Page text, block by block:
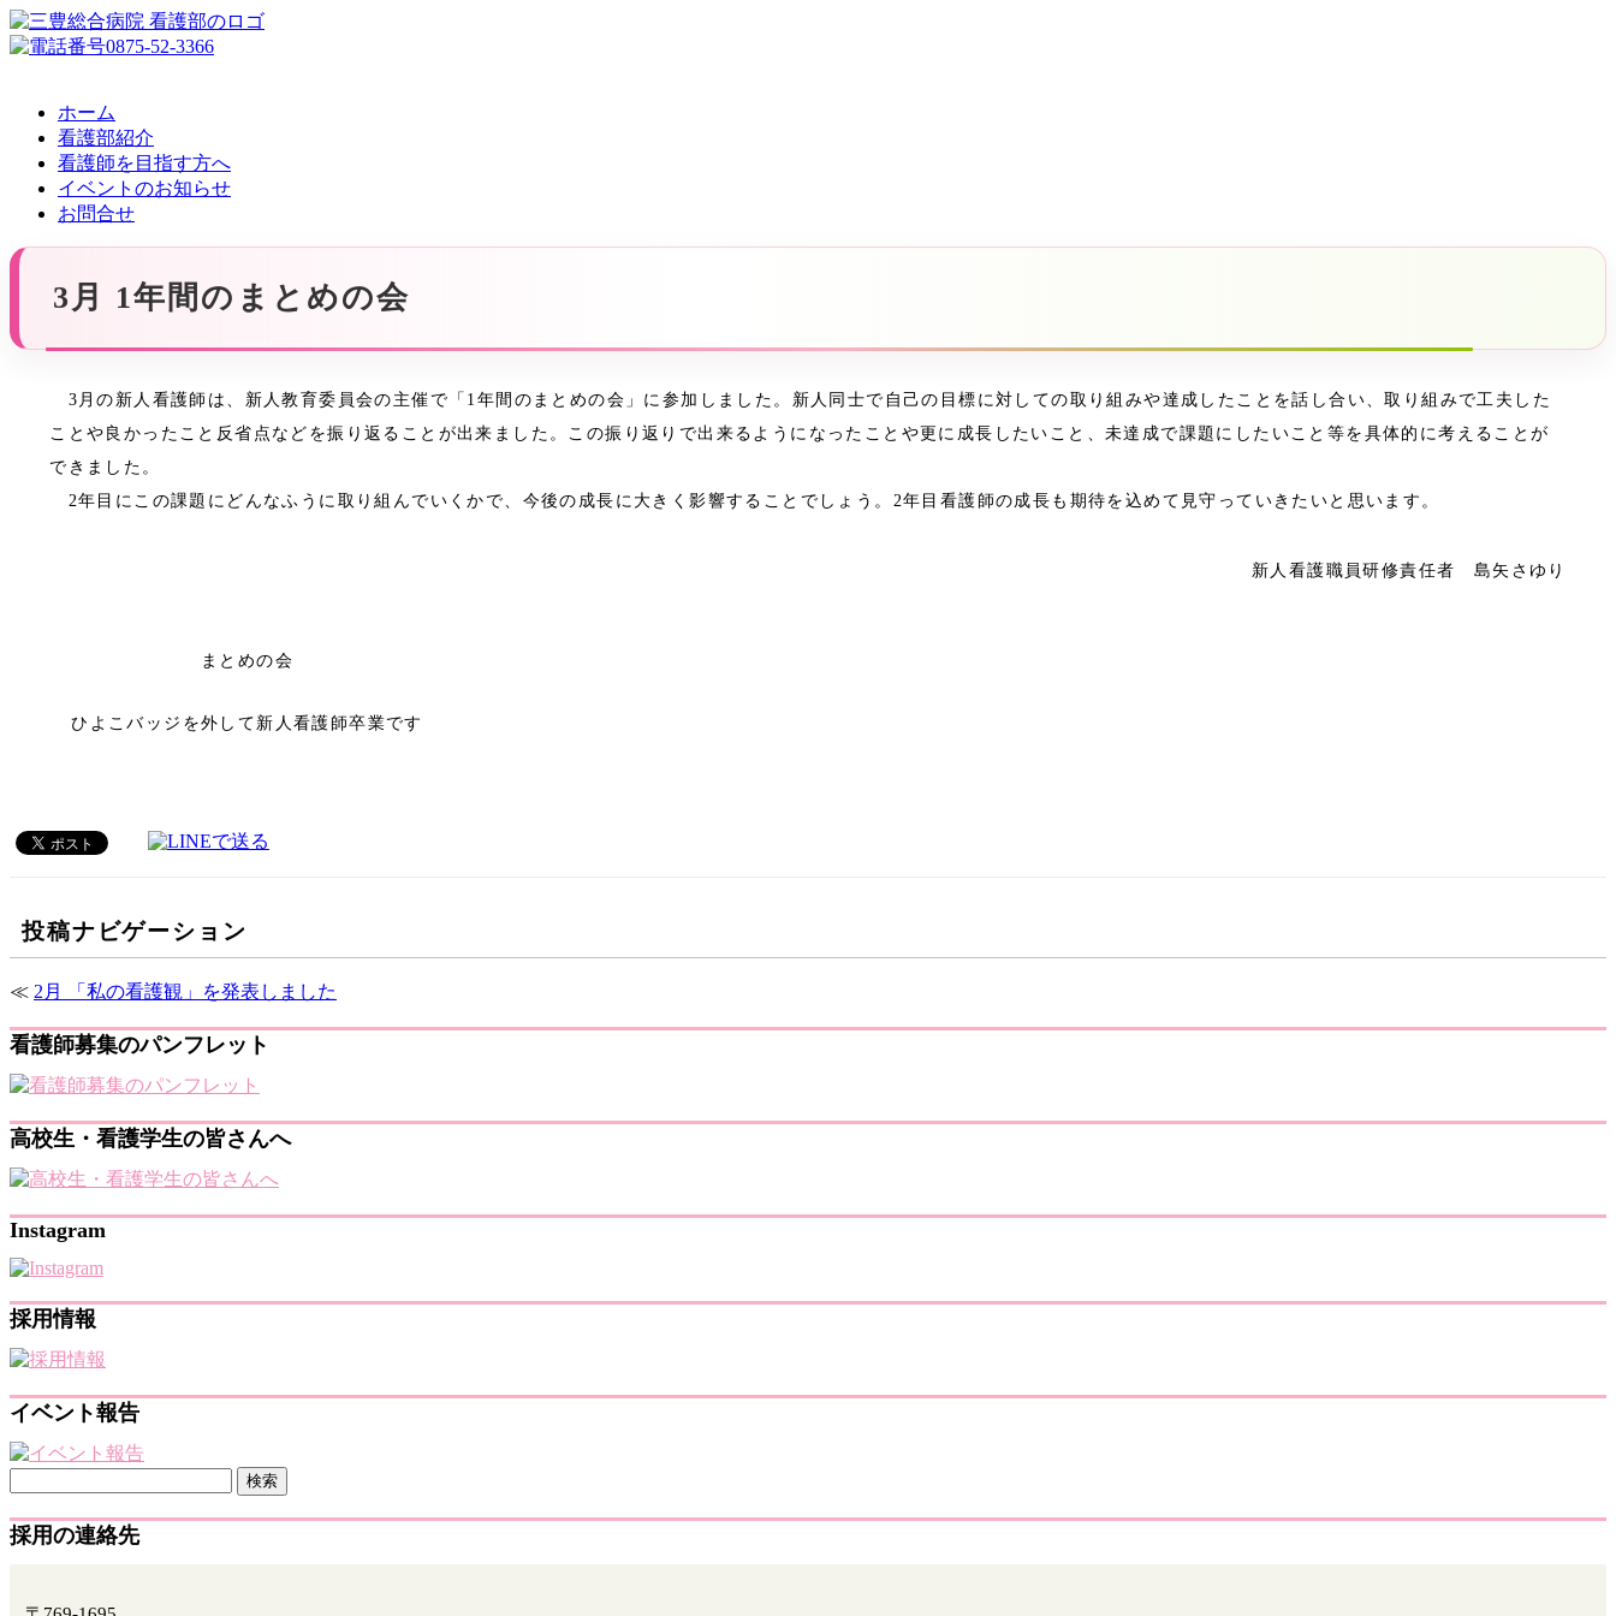
ホーム
看護部紹介
看護師を目指す方へ
イベントのお知らせ
お問合せ
3月 1年間のまとめの会
3月の新人看護師は、新人教育委員会の主催で「1年間のまとめの会」に参加しました。新人同士で自己の目標に対しての取り組みや達成したことを話し合い、取り組みで工夫した
ことや良かったこと反省点などを振り返ることが出来ました。この振り返りで出来るようになったことや更に成長したいこと、未達成で課題にしたいこと等を具体的に考えることが
できました。
2年目にこの課題にどんなふうに取り組んでいくかで、今後の成長に大きく影響することでしょう。2年目看護師の成長も期待を込めて見守っていきたいと思います。
新人看護職員研修責任者 島矢さゆり
まとめの会
ひよこバッジを外して新人看護師卒業です
投稿ナビゲーション
≪ 2月 「私の看護観」を発表しました
看護師募集のパンフレット
高校生・看護学生の皆さんへ
Instagram
採用情報
イベント報告
採用の連絡先